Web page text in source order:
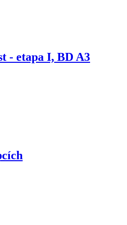
- etapa I, BD A3